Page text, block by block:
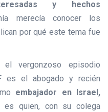
y hechos
merecía conocer los
por qué este tema fue
vergonzoso episodio
es el abogado y recién
embajador en Israel,
quien, con su colega